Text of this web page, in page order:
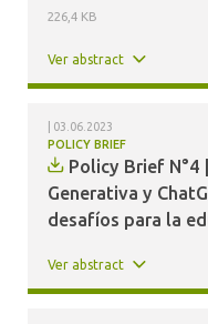
226,4 KB
Ver abstract
POLICY BRIEF
03.06.2023
Policy Brief
Generativa y
desafíos para la
Ver abstract